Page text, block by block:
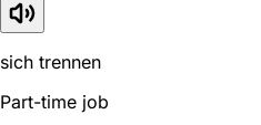
sich trennen
Part-time job